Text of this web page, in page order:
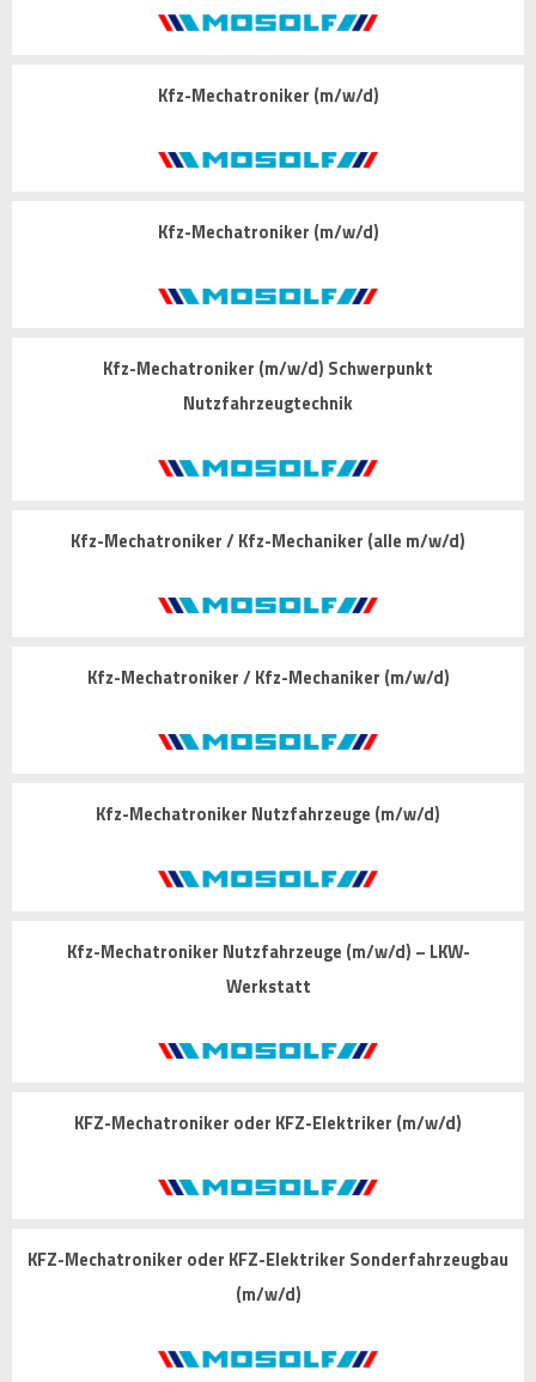
Kfz-Mechatroniker (m/w/d)
Kfz-Mechatroniker (m/w/d)
Kfz-Mechatroniker (m/w/d) Schwerpunkt
Nutzfahrzeugtechnik
Kfz-Mechatroniker / Kfz-Mechaniker (alle m/w/d)
Kfz-Mechatroniker / Kfz-Mechaniker (m/w/d)
Kfz-Mechatroniker Nutzfahrzeuge (m/w/d)
Kfz-Mechatroniker Nutzfahrzeuge (m/w/d) – LKW-
Werkstatt
KFZ-Mechatroniker oder KFZ-Elektriker (m/w/d)
KFZ-Mechatroniker oder KFZ-Elektriker Sonderfahrzeugbau
(m/w/d)